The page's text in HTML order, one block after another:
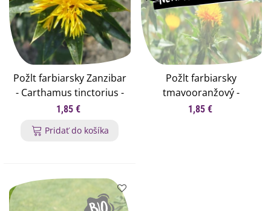
Požlt farbiarsky Zanzibar
- Carthamus tinctorius -
semená šafránu na
1,85 €
Pridať do košíka
Požlt farbiarsky
tmavooranžový -
Carthamus tinctorius -
1,85 €